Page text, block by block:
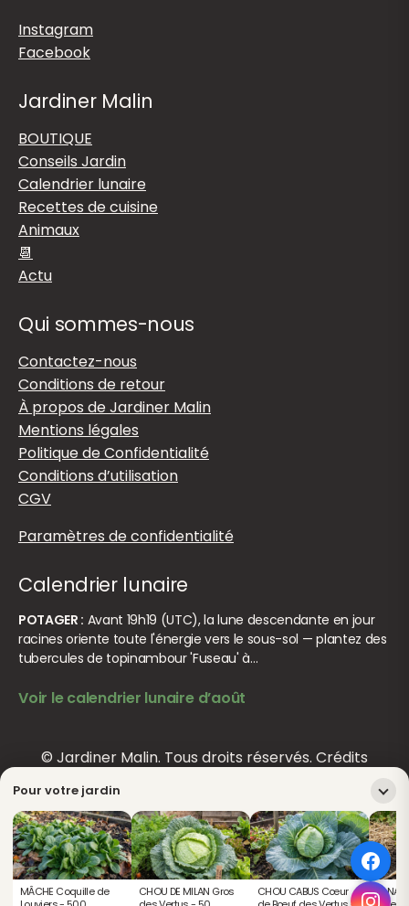
Pour votre jardin
MÂCHE Coquille de
CHOU DE MILAN Gros
CHOU CABUS Cœur
Instagram
Facebook
Jardiner Malin
BOUTIQUE
Conseils Jardin
Calendrier lunaire
Recettes de cuisine
Animaux
📆
Actu
Qui sommes-nous
Contactez-nous
Conditions de retour
À propos de Jardiner Malin
Mentions légales
Politique de Confidentialité
Conditions d’utilisation
CGV
Paramètres de confidentialité
Calendrier lunaire
POTAGER : Avant 19h19 (UTC), la lune descendante en jour
racines oriente toute l'énergie vers le sous-sol — plantez des
tubercules de topinambour 'Fuseau' à…
Voir le calendrier lunaire d’août
© Jardiner Malin. Tous droits réservés. Crédits